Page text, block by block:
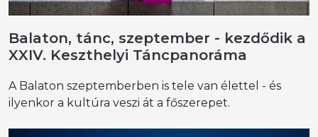
Balaton, tánc, szeptember - kezdődik a
XXIV. Keszthelyi Táncpanoráma
A Balaton szeptemberben is tele van élettel - és
ilyenkor a kultúra veszi át a főszerepet.